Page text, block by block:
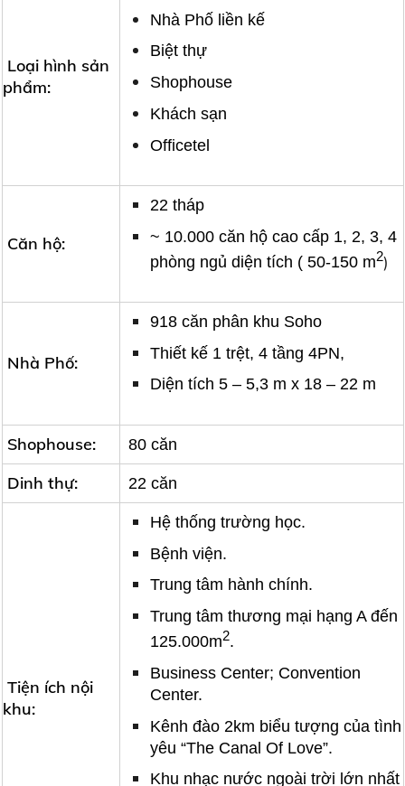
Loại hình sản
phẩm:
Nhà Phố liền kế
Biệt thự
Shophouse
Khách sạn
Officetel
Căn hộ:
22 tháp
~ 10.000 căn hộ cao cấp 1, 2, 3, 4
phòng ngủ diện tích ( 50-150 m2)
Nhà Phố:
918 căn phân khu Soho
Thiết kế 1 trệt, 4 tầng 4PN,
Diện tích 5 – 5,3 m x 18 – 22 m
Shophouse: 80 căn
Dinh thự: 22 căn
Tiện ích nội
khu:
Hệ thống trường học.
Bệnh viện.
Trung tâm hành chính.
Trung tâm thương mại hạng A đến
125.000m2.
Business Center; Convention
Center.
Kênh đào 2km biểu tượng của tình
yêu “The Canal Of Love”.
Khu nhạc nước ngoài trời lớn nhất